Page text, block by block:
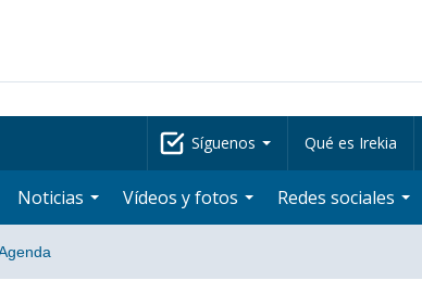
Síguenos Qué es Irekia
Noticias Vídeos y fotos Redes sociales